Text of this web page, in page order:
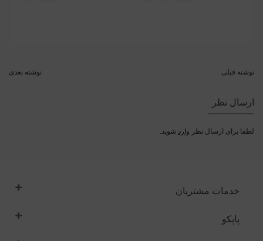
نوشته قبلی نوشته بعدی
ارسال نظر
لطفا برای ارسال نظر وارد شوید.
خدمات مشتریان
پاپکو